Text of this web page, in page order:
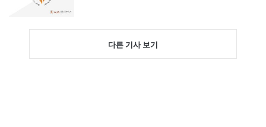
다른 기사 보기